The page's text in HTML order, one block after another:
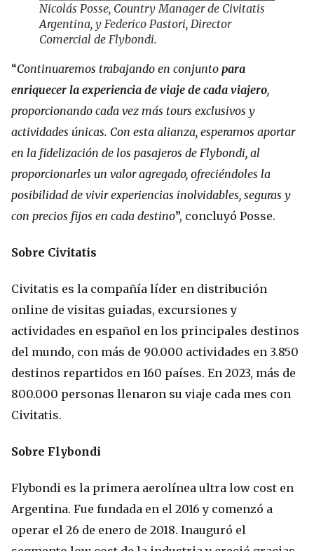
Nicolás Posse, Country Manager de Civitatis
Argentina, y Federico Pastori, Director
Comercial de Flybondi.
“Continuaremos trabajando en conjunto para
enriquecer la experiencia de viaje de cada viajero,
proporcionando cada vez más tours exclusivos y
actividades únicas. Con esta alianza, esperamos aportar
en la fidelización de los pasajeros de Flybondi, al
proporcionarles un valor agregado, ofreciéndoles la
posibilidad de vivir experiencias inolvidables, seguras y
con precios fijos en cada destino”, concluyó Posse.
Sobre Civitatis
Civitatis es la compañía líder en distribución
online de visitas guiadas, excursiones y
actividades en español en los principales destinos
del mundo, con más de 90.000 actividades en 3.850
destinos repartidos en 160 países. En 2023, más de
800.000 personas llenaron su viaje cada mes con
Civitatis.
Sobre Flybondi
Flybondi es la primera aerolínea ultra low cost en
Argentina. Fue fundada en el 2016 y comenzó a
operar el 26 de enero de 2018. Inauguró el